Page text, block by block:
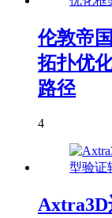
伦敦帝
拓扑优
路径
4
Axtra3D